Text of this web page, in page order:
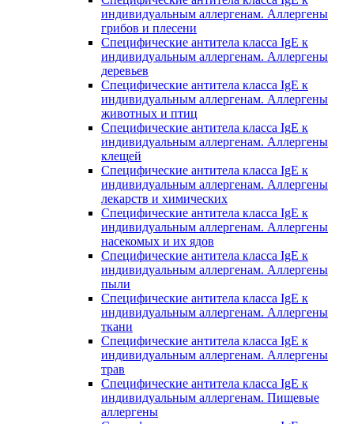
индивидуальным аллергенам. Аллергены
грибов и плесени
Специфические антитела класса IgE к
индивидуальным аллергенам. Аллергены
деревьев
Специфические антитела класса IgE к
индивидуальным аллергенам. Аллергены
животных и птиц
Специфические антитела класса IgE к
индивидуальным аллергенам. Аллергены
клещей
Специфические антитела класса IgE к
индивидуальным аллергенам. Аллергены
лекарств и химических
Специфические антитела класса IgE к
индивидуальным аллергенам. Аллергены
насекомых и их ядов
Специфические антитела класса IgE к
индивидуальным аллергенам. Аллергены
пыли
Специфические антитела класса IgE к
индивидуальным аллергенам. Аллергены
ткани
Специфические антитела класса IgE к
индивидуальным аллергенам. Аллергены
трав
Специфические антитела класса IgE к
индивидуальным аллергенам. Пищевые
аллергены